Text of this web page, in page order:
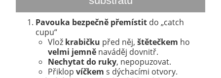
Pavouka bezpečně přemístitdo „catch
cupu“
Vlož krabičku před něj, štětečkem ho
velmi jemněnaváděj dovnitř.
Nechytat do ruky, nepopuzovat.
Přiklop víčkem s dýchacími otvory.